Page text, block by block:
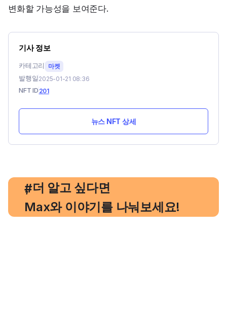
변화할 가능성을 보여준다.
기사 정보
카테고리 마켓
발행일 2025-01-21 08:36
NFT ID 201
뉴스 NFT 상세
#
, 더 알고 싶다면
Max와 이야기를 나눠보세요!